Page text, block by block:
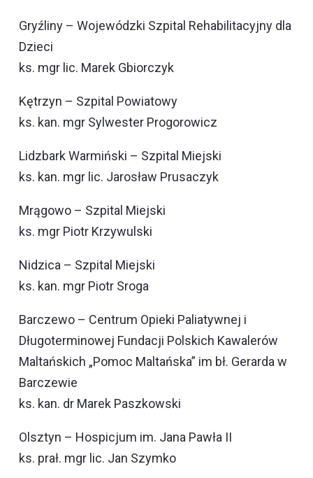
Gryźliny – Wojewódzki Szpital Rehabilitacyjny dla
Dzieci
ks. mgr lic. Marek Gbiorczyk
Kętrzyn – Szpital Powiatowy
ks. kan. mgr Sylwester Progorowicz
Lidzbark Warmiński – Szpital Miejski
ks. kan. mgr lic. Jarosław Prusaczyk
Mrągowo – Szpital Miejski
ks. mgr Piotr Krzywulski
Nidzica – Szpital Miejski
ks. kan. mgr Piotr Sroga
Barczewo – Centrum Opieki Paliatywnej i
Długoterminowej Fundacji Polskich Kawalerów
Maltańskich „Pomoc Maltańska” im bł. Gerarda w
Barczewie
ks. kan. dr Marek Paszkowski
Olsztyn – Hospicjum im. Jana Pawła II
ks. prał. mgr lic. Jan Szymko